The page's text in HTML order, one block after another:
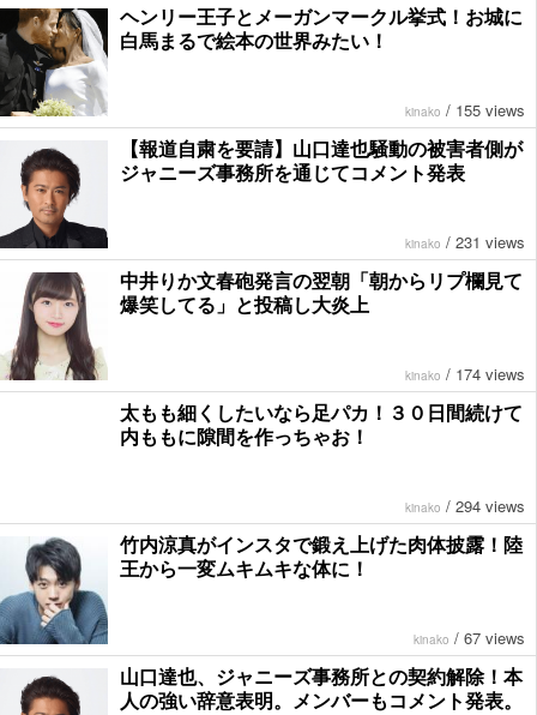
ヘンリー王子とメーガンマークル挙式！お城に
白馬まるで絵本の世界みたい！
kinako / 155 views
【報道自粛を要請】山口達也騒動の被害者側が
ジャニーズ事務所を通じてコメント発表
kinako / 231 views
中井りか文春砲発言の翌朝「朝からリプ欄見て
爆笑してる」と投稿し大炎上
kinako / 174 views
太もも細くしたいなら足パカ！３０日間続けて
内ももに隙間を作っちゃお！
kinako / 294 views
竹内涼真がインスタで鍛え上げた肉体披露！陸
王から一変ムキムキな体に！
kinako / 67 views
山口達也、ジャニーズ事務所との契約解除！本
人の強い辞意表明。メンバーもコメント発表。